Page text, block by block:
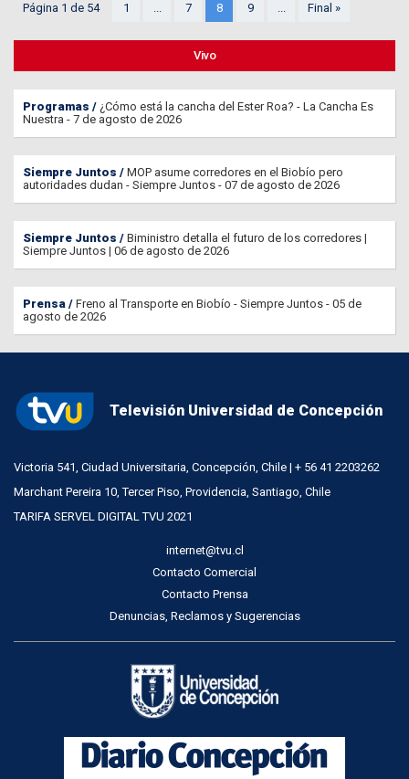
Página 1 de 54 1 ... 7 8 9 ... Final »
Vivo
Programas
¿Cómo está la cancha del Ester Roa? - La Cancha Es
Nuestra - 7 de agosto de 2026
Siempre Juntos
MOP asume corredores en el Biobío pero
autoridades dudan - Siempre Juntos - 07 de agosto de 2026
Siempre Juntos
Biministro detalla el futuro de los corredores |
Siempre Juntos | 06 de agosto de 2026
Prensa
Freno al Transporte en Biobío - Siempre Juntos - 05 de
agosto de 2026
Televisión Universidad de Concepción
Victoria 541, Ciudad Universitaria, Concepción, Chile | + 56 41 2203262
Marchant Pereira 10, Tercer Piso, Providencia, Santiago, Chile
TARIFA SERVEL DIGITAL TVU 2021
internet@tvu.cl
Contacto Comercial
Contacto Prensa
Denuncias, Reclamos y Sugerencias